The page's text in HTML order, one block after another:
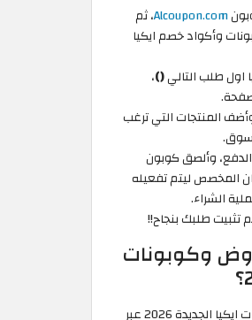
Alcoupon.com، ثم
وأكواد خصم ايكيا
طلب التالي()،
وأضف المنتجات التي ترغب
وألصق كوبون
المخصص ليتم تفعيله
الشراء.
تثبيت طلبك بنجاح!!
وكوبونات
شاهد أحدث عروض وكوبونات ايكيا الجديدة 2026 عبر